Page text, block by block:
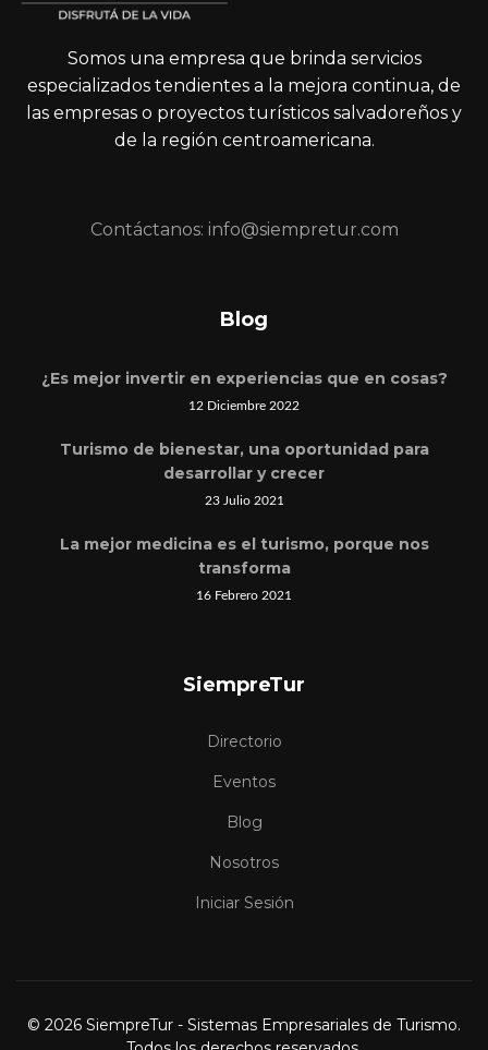
Somos una empresa que brinda servicios
especializados tendientes a la mejora continua, de
las empresas o proyectos turísticos salvadoreños y
de la región centroamericana.
Contáctanos: info@siempretur.com
Blog
¿Es mejor invertir en experiencias que en cosas?
12 Diciembre 2022
Turismo de bienestar, una oportunidad para
desarrollar y crecer
23 Julio 2021
La mejor medicina es el turismo, porque nos
transforma
16 Febrero 2021
SiempreTur
Directorio
Eventos
Blog
Nosotros
Iniciar Sesión
© 2026 SiempreTur - Sistemas Empresariales de Turismo.